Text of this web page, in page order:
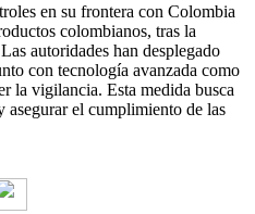
en su frontera con Colombia
colombianos, tras la
autoridades han desplegado
con tecnología avanzada como
la vigilancia. Esta medida busca
el cumplimiento de las